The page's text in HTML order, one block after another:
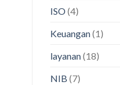
ISO(4)
Keuangan(1)
layanan(18)
NIB (7)